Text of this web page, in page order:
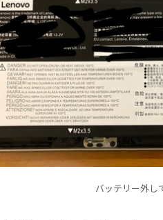
バッテリー外し